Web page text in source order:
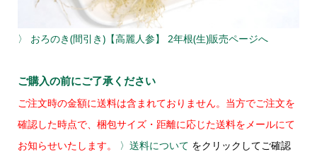
〉 おろのき(間引き)【高麗人参】 2年根(生)販売ページへ
ご購入の前にご了承ください
ご注文時の金額に送料は含まれておりません。当方でご注文を
確認した時点で、梱包サイズ・距離に応じた送料をメールにて
お知らせいたします。
〉送料について をクリックしてご確認